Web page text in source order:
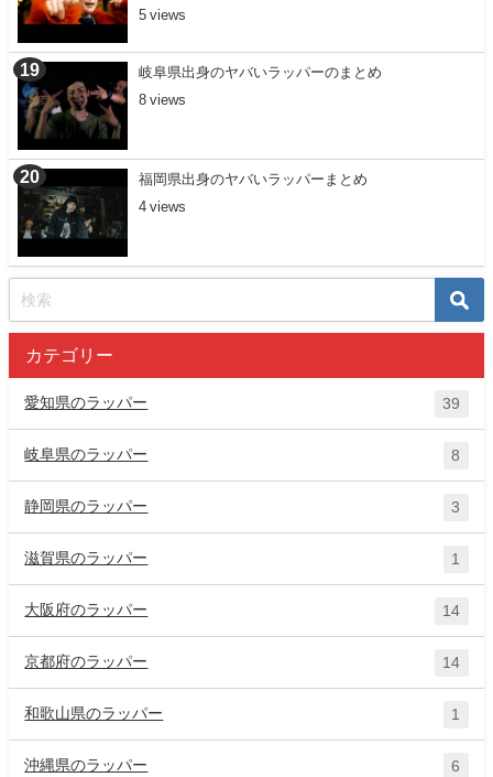
5
岐阜県出身のヤバいラッパーのまとめ
8
福岡県出身のヤバいラッパーまとめ
4
カテゴリー
愛知県のラッパー 39
岐阜県のラッパー 8
静岡県のラッパー 3
滋賀県のラッパー 1
大阪府のラッパー 14
京都府のラッパー 14
和歌山県のラッパー 1
沖縄県のラッパー 6